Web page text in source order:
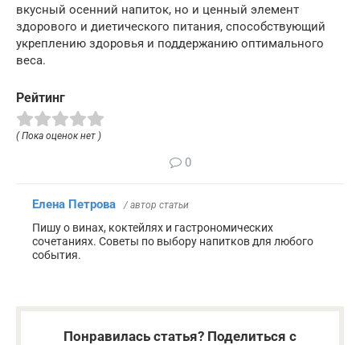
вкусный осенний напиток, но и ценный элемент
здорового и диетического питания, способствующий
укреплению здоровья и поддержанию оптимального
веса.
Рейтинг
( Пока оценок нет )
0
Елена Петрова / автор статьи
Пишу о винах, коктейлях и гастрономических
сочетаниях. Советы по выбору напитков для любого
события.
Понравилась статья? Поделиться с